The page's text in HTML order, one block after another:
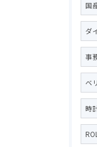
国
ダ
事
ベ
時